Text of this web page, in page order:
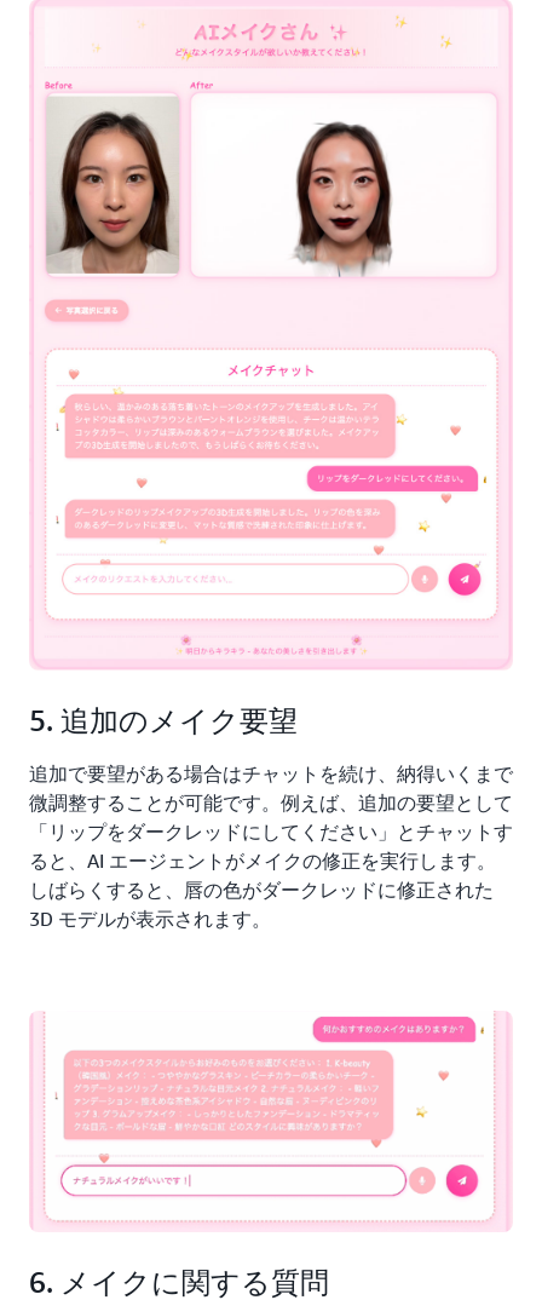
5. 追加のメイク要望
追加で要望がある場合はチャットを続け、納得いくまで
微調整することが可能です。例えば、追加の要望として
「リップをダークレッドにしてください」とチャットす
ると、AI エージェントがメイクの修正を実行します。
しばらくすると、唇の色がダークレッドに修正された
3D モデルが表示されます。
6. メイクに関する質問